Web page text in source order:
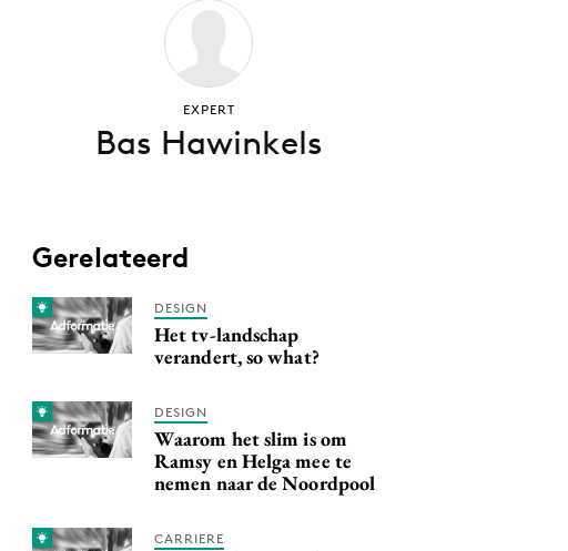
EXPERT
Bas Hawinkels
Gerelateerd
DESIGN
Het tv-landschap
verandert, so what?
DESIGN
Waarom het slim is om
Ramsy en Helga mee te
nemen naar de Noordpool
CARRIERE